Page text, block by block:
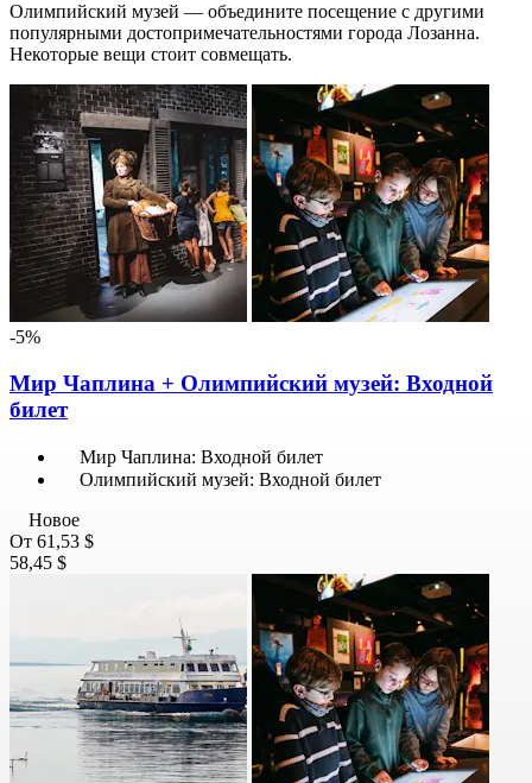
Олимпийский музей — объедините посещение с другими
популярными достопримечательностями города Лозанна.
Некоторые вещи стоит совмещать.
-5%
Мир Чаплина + Олимпийский музей: Входной
билет
Мир Чаплина: Входной билет
Олимпийский музей: Входной билет
Новое
От 61,53 $
58,45 $